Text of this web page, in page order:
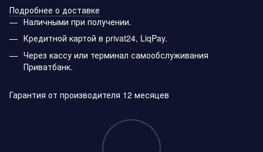
Подробнее о доставке
Наличными при получении.
Кредитной картой в privat24, LiqPay.
Через кассу или терминал самообслуживания
Приватбанк.
Гарантия от производителя 12 месяцев